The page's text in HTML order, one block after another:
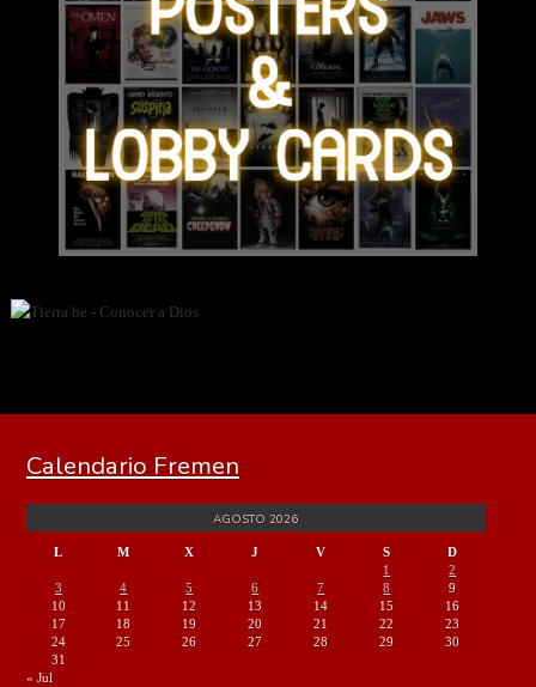
Calendario Fremen
AGOSTO 2026
L M X J V S
D
1
2
3
4 5 6 7 8
9
10
11 12 13 14 15
16
17
18 19 20 21 22
23
24
25 26 27 28 29
30
31
« Jul